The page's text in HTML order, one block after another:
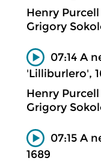
Henry Purcell
Grigory
07:14 A
'Lilliburlero',
Henry Purcell
Grigory
07:15 A
1689